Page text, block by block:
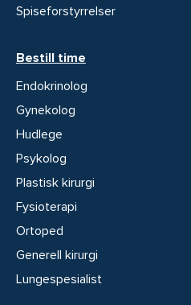
Spiseforstyrrelser
Bestill time
Endokrinolog
Gynekolog
Hudlege
Psykolog
Plastisk kirurgi
Fysioterapi
Ortoped
Generell kirurgi
Lungespesialist